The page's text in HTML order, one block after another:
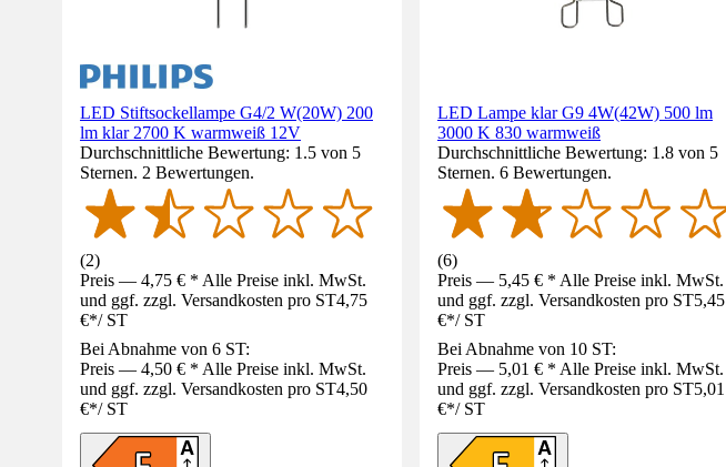
LED Stiftsockellampe G4/2 W(20W) 200
lm klar 2700 K warmweiß 12V
Durchschnittliche Bewertung: 1.5 von 5
Sternen. 2 Bewertungen.
(2)
Preis — 4,75 € * Alle Preise inkl. MwSt.
und ggf. zzgl. Versandkosten pro ST4,75
€*/ ST
Bei Abnahme von 6 ST:
Preis — 4,50 € * Alle Preise inkl. MwSt.
und ggf. zzgl. Versandkosten pro ST4,50
€*/ ST
LED Lampe klar G9 4W(42W) 500 lm
3000 K 830 warmweiß
Durchschnittliche Bewertung: 1.8 von 5
Sternen. 6 Bewertungen.
(6)
Preis — 5,45 € * Alle Preise inkl. MwSt.
und ggf. zzgl. Versandkosten pro ST5,45
€*/ ST
Bei Abnahme von 10 ST:
Preis — 5,01 € * Alle Preise inkl. MwSt.
und ggf. zzgl. Versandkosten pro ST5,01
€*/ ST